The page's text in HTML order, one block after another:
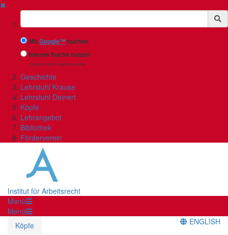
✖
Suchbegriff
MitGoogle™suchen
Interne Suche nutzen
(eingeschränkte Ergebnisqualität)
Geschichte
Lehrstuhl Krause
Lehrstuhl Deinert
Köpfe
Lehrangebot
Bibliothek
Förderverein
Institut für Arbeitsrecht
Menü
Menü
Köpfe
ENGLISH